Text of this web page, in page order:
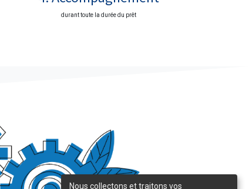
durant toute la durée du prêt
Nous collectons et traitons vos